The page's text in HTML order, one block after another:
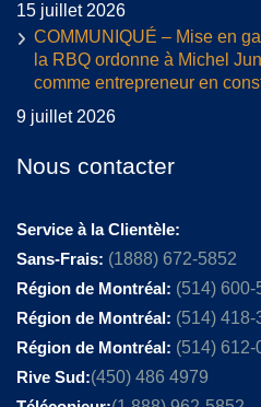
15 juillet 2026
COMMUNIQUÉ – Mise en
la RBQ ordonne à Michel
comme entrepreneur en
9 juillet 2026
Nous contacter
Service à la Clientèle:
Sans-Frais: (1888) 672-5852
Région de Montréal: (514) 600-
Région de Montréal: (514) 418-
Région de Montréal: (514) 612-
Rive Sud:(450) 486 4979